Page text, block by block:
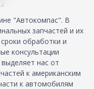
"Автокомпас". В
запчастей и их
обработки и
консультации
нас от
к американским
к автомобилям